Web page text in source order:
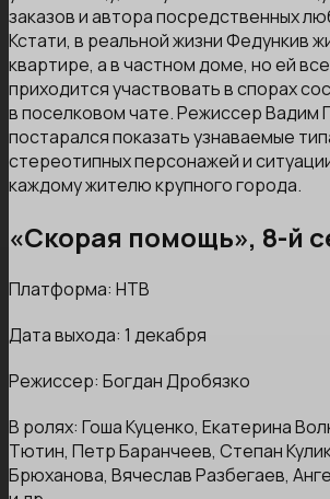
заказов и автора посредственных
Кстати, в реальной жизни Федункив
квартире, а в частном доме, но ей
приходится участвовать в спорах
в поселковом чате. Режиссер Вадим
постарался показать узнаваемые
стереотипных персонажей и
каждому жителю крупного города.
«Скорая помощь», 8-й
Платформа: НТВ
Дата выхода: 1 декабря
Режиссер: Богдан Дробязко
В ролях: Гоша Куценко, Екатерина
Тютин, Петр Баранчеев, Степан
Брюханова, Вячеслав Разбегаев,